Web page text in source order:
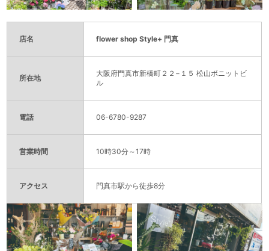
店名 flower shop Style+ 門真
所在地
大阪府門真市新橋町２２−１５ 松山ボニットビ
ル
電話 06-6780-9287
営業時間 10時30分～17時
アクセス 門真市駅から徒歩8分